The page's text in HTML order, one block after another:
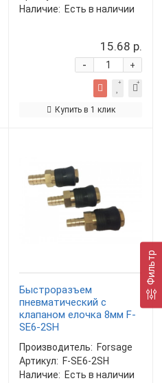
Фильтр
Наличие: Есть в наличии
15.68 р.
+
-
Купить в 1 клик
Быстроразъем
пневматический с
клапаном елочка 8мм F-
SE6-2SH
Производитель: Forsage
Артикул: F-SE6-2SH
Наличие: Есть в наличии